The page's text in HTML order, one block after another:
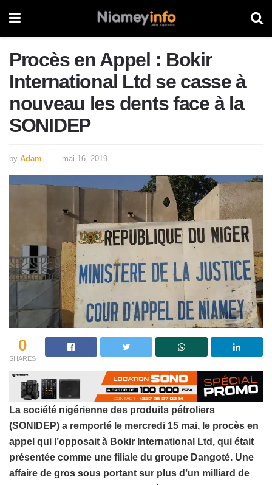
Procès en Appel : Bokir
International Ltd se casse à
nouveau les dents face à la
SONIDEP
by Adam mai 16, 2019
0
SHARES
La société nigérienne des produits pétroliers
(SONIDEP) a remporté le mercredi 15 mai, le procès en
appel qui l’opposait à Bokir International Ltd, qui était
présentée comme une filiale du groupe Dangoté. Une
affaire de gros sous portant sur plus d’un milliard de